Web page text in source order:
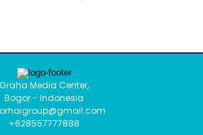
Graha Media Center,
Bogor - Indonesia
+628557777888